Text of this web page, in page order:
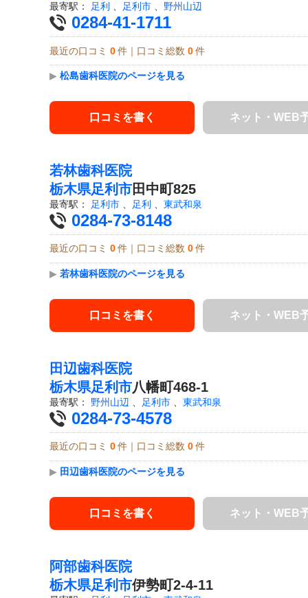
最寄駅： 足利 、 足利市 、 野州山辺
0284-41-1711
最近の口コミ 0 件｜口コミ総数 0 件
▶ 松島歯科医院のページを見る
口コミを書く ネット・WEB
若林歯科医院
栃木県足利市田中町825
最寄駅： 足利市 足利 東武和泉
0284-73-8148
最近の口コミ 0 件｜口コミ総数 0 件
▶ 若林歯科医院のページを見る
口コミを書く ネット・WEB
田辺歯科医院
栃木県足利市八幡町468-1
最寄駅： 野州山辺 足利市 東武和泉
0284-73-4578
最近の口コミ 0 件｜口コミ総数 0 件
▶ 田辺歯科医院のページを見る
口コミを書く ネット・WEB
阿部歯科医院
栃木県足利市伊勢町2-4-11